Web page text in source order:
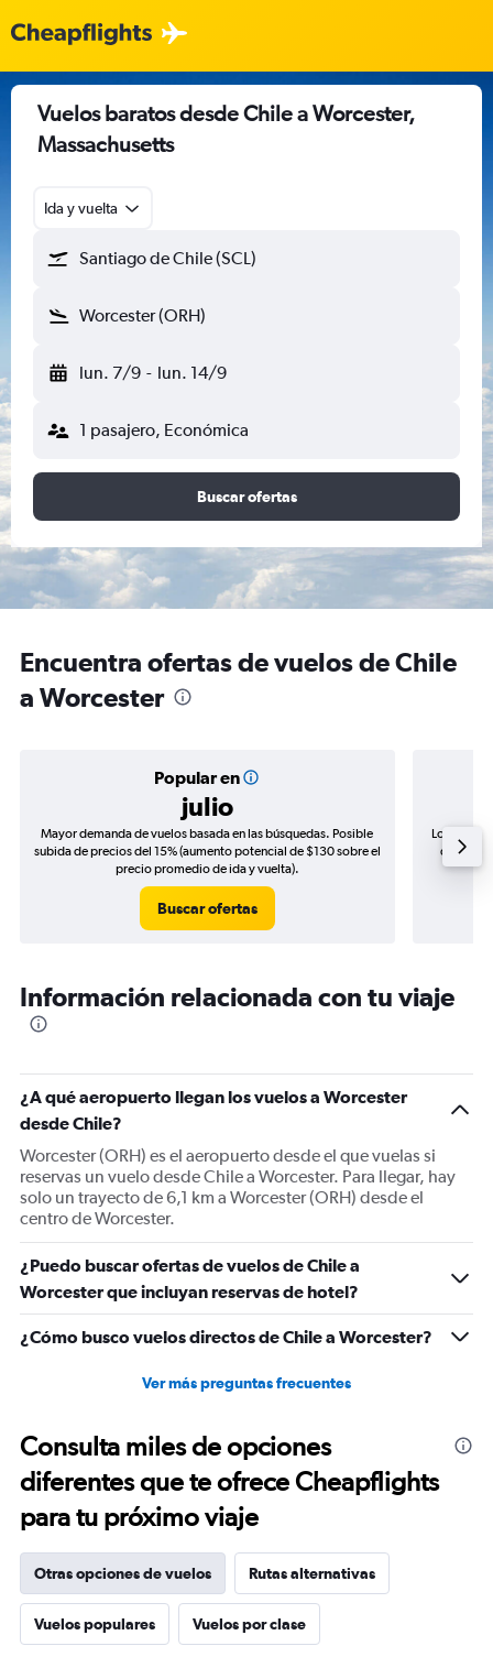
Vuelos baratos desde Chile a Worcester,
Massachusetts
Ida y vuelta
Santiago de Chile (SCL)
Worcester (ORH)
lun. 7/9 - lun. 14/9
1 pasajero, Económica
Buscar ofertas
Encuentra ofertas de vuelos de Chile
a Worcester
Popular en
julio
Mayor demanda de vuelos basada en las búsquedas. Posible
subida de precios del 15% (aumento potencial de $130 sobre el
precio promedio de ida y vuelta).
Buscar ofertas
Los
de
Información relacionada con tu viaje
¿A qué aeropuerto llegan los vuelos a Worcester
desde Chile?
Worcester (ORH) es el aeropuerto desde el que vuelas si
reservas un vuelo desde Chile a Worcester. Para llegar, hay
solo un trayecto de 6,1 km a Worcester (ORH) desde el
centro de Worcester.
¿Puedo buscar ofertas de vuelos de Chile a
Worcester que incluyan reservas de hotel?
¿Cómo busco vuelos directos de Chile a Worcester?
Ver más preguntas frecuentes
Consulta miles de opciones
diferentes que te ofrece Cheapflights
para tu próximo viaje
Otras opciones de vuelos Rutas alternativas
Vuelos populares Vuelos por clase